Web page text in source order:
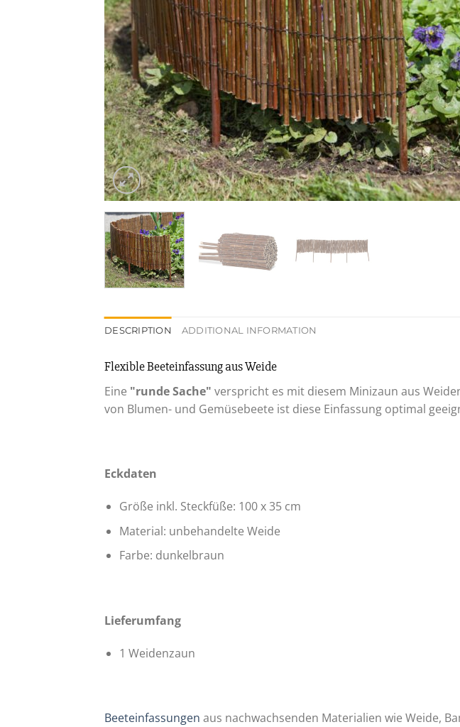
DESCRIPTION ADDITIONAL INFORMATION
Flexible Beeteinfassung aus Weide
Eine "runde Sache" verspricht es mit diesem Minizaun aus
von Blumen- und Gemüsebeete ist diese Einfassung optimal
Eckdaten
Größe inkl. Steckfüße: 100 x 35 cm
Material: unbehandelte Weide
Farbe: dunkelbraun
Lieferumfang
1 Weidenzaun
Beeteinfassungen aus nachwachsenden Materialien wie Weide,